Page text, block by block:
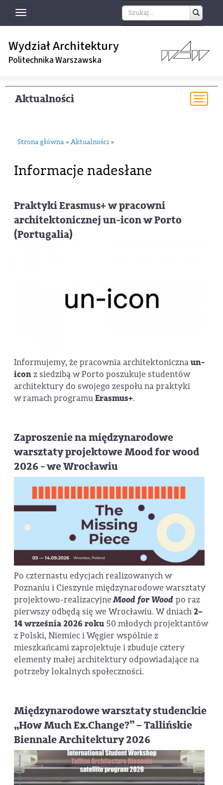
Toggle
navigation
Wydział Architektury
Politechnika Warszawska
Aktualności
Strona główna » Aktualności »
Informacje nadesłane
Praktyki Erasmus+ w pracowni
architektonicznej un-icon w Porto
(Portugalia)
Informujemy, że pracownia architektonicznaun-
iconz siedzibą w Porto poszukuje studentów
architektury do swojego zespołu na praktyki
w ramach programuErasmus+.
Zaproszenie na międzynarodowe
warsztaty projektowe Mood for wood
2026 - we Wrocławiu
Po czternastu edycjach realizowanych w
Poznaniu i Cieszynie międzynarodowe warsztaty
projektowo-realizacyjneMood for Wood po raz
pierwszy odbędą się we Wrocławiu. W dniach2–
14 września 2026 roku 50 młodych projektantów
z Polski, Niemiec i Węgier wspólnie z
mieszkańcami zaprojektuje i zbuduje cztery
elementy małej architektury odpowiadające na
potrzeby lokalnych społeczności.
Międzynarodowe warsztaty studenckie
„How Much Ex.Change?” – Tallińskie
Biennale Architektury 2026